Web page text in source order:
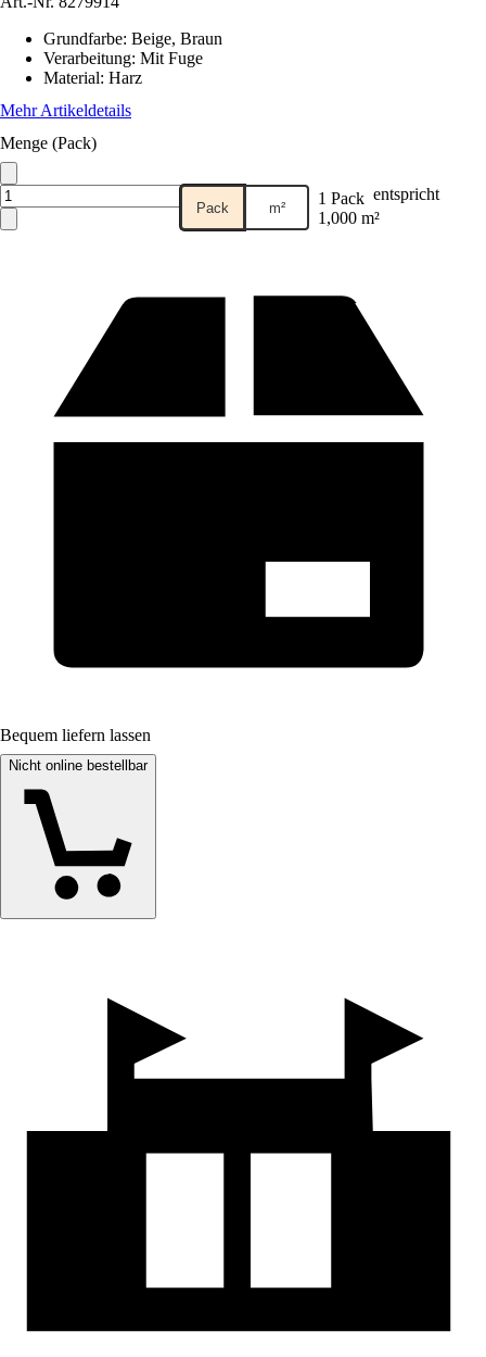
Grundfarbe: Beige, Braun
Verarbeitung: Mit Fuge
Material: Harz
Mehr Artikeldetails
Menge (Pack)
Pack m² 1 Pack entspricht
1,000 m²
Bequem liefern lassen
Nicht online bestellbar